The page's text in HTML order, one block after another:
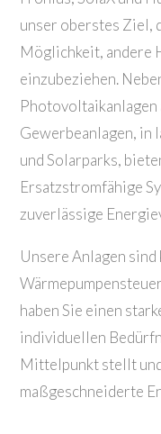
unser oberstes Ziel,
Möglichkeit, andere
einzubeziehen.
Photovoltaikanlagen
Gewerbeanlagen,
und Solarparks,
Ersatzstromfähige
zuverlässige
Unsere Anlagen
haben Sie einen
individuellen
Mittelpunkt stellt
maßgeschneiderte